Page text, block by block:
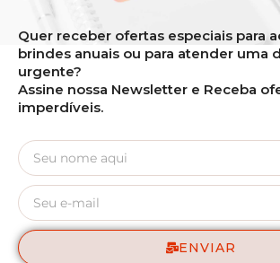
Quer receber ofertas especiais para
brindes anuais ou para atender uma
urgente?
Assine nossa Newsletter e Receba
imperdíveis.
ENVIAR